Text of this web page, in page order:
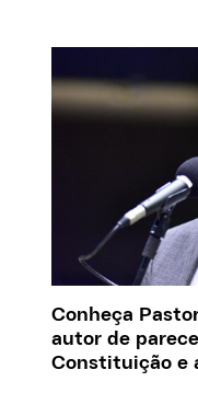
Conheça
autor de
Constituição e